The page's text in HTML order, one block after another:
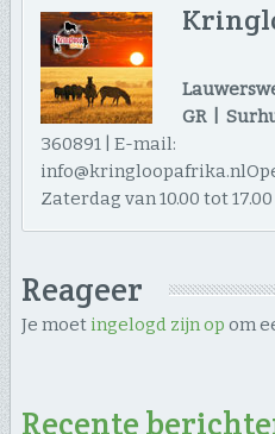
GR |
360891 | E-mail:
Zaterdag van 10.00 tot
Reageer
Je moet ingelogd zijn op om
Recente